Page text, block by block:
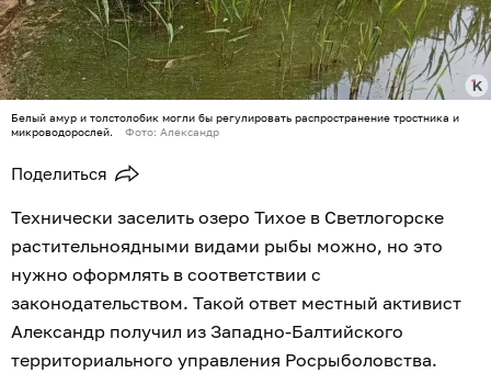
Белый амур и толстолобик могли бы регулировать распространение тростника и
микроводорослей.
Фото: Александр
Поделиться
Технически заселить озеро Тихое в Светлогорске
растительноядными видами рыбы можно, но это
нужно оформлять в соответствии с
законодательством. Такой ответ местный активист
Александр получил из Западно-Балтийского
территориального управления Росрыболовства.